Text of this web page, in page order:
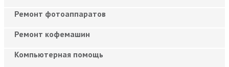
Ремонт фотоаппаратов
Ремонт кофемашин
Компьютерная помощь